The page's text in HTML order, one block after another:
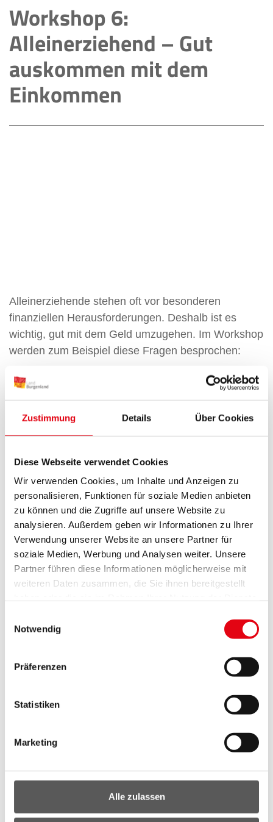
Zustimmung Details Über Cookies
Diese Webseite verwendet Cookies
Wir verwenden Cookies, um Inhalte und Anzeigen zu
personalisieren, Funktionen für soziale Medien anbieten
zu können und die Zugriffe auf unsere Website zu
analysieren. Außerdem geben wir Informationen zu Ihrer
Verwendung unserer Website an unsere Partner für
soziale Medien, Werbung und Analysen weiter. Unsere
Partner führen diese Informationen möglicherweise mit
weiteren Daten zusammen, die Sie ihnen bereitgestellt
Notwendig
Präferenzen
Statistiken
Marketing
Alle zulassen
Workshop 6:
Alleinerziehend – Gut
auskommen mit dem
Einkommen
Alleinerziehende stehen oft vor besonderen
finanziellen Herausforderungen. Deshalb ist es
wichtig, gut mit dem Geld umzugehen. Im Workshop
werden zum Beispiel diese Fragen besprochen:
Wie kann ich mein Geld gut einteilen?
Wo bekomme ich Förderungen oder finanzielle
Hilfe?
schaffen?
Die Expertin Jacqueline Herzog (Sozial- und
Berufspädagogin, tätig beimVerein
„Alleinerziehend“ ) leitet den Workshop. Sie erklärt,
wo man Hilfe bekommt, und gibt viele hilfreiche
Spartipps.
Workshop 5: Finanzielle
Gesundheit
In diesem Workshop geht es um das Thema